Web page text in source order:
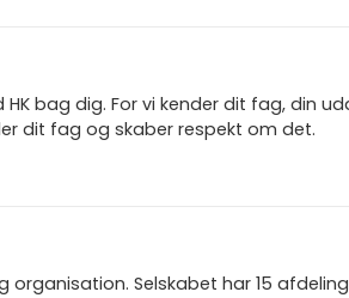
bag dig. For vi kender dit fag, din
dit fag og skaber respekt om det.
Selskabet har 15